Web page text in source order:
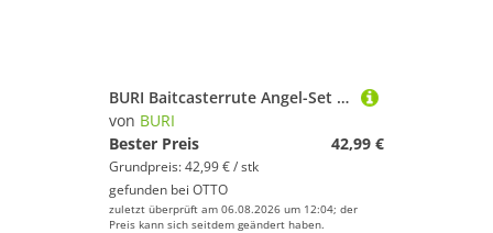
BURI Baitcasterrute Angel-Set Angelrute Spule Schnur Fiberglasangel Angelausrüstung Angelz, 1
von BURI
Bester Preis
42,99 €
Grundpreis: 42,99 € / stk
gefunden bei OTTO
zuletzt überprüft am 06.08.2026 um 12:04; der
Preis kann sich seitdem geändert haben.